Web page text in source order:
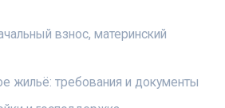
взнос, материнский
жильё: требования и документы